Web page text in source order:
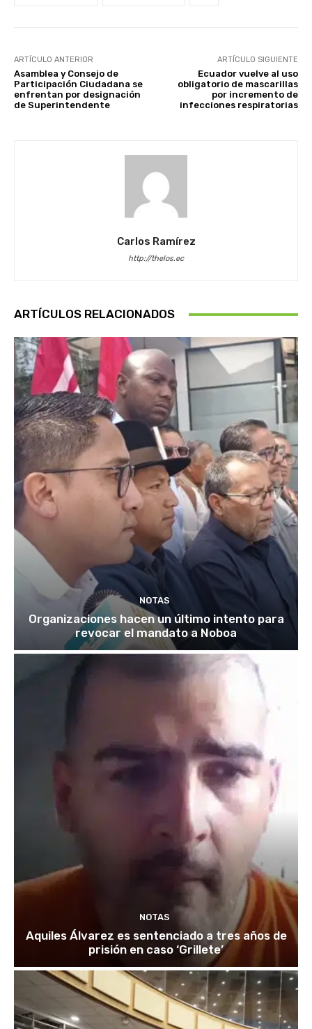
ARTÍCULO ANTERIOR
Asamblea y Consejo de
Participación Ciudadana se
enfrentan por designación
de Superintendente
ARTÍCULO SIGUIENTE
Ecuador vuelve al uso
obligatorio de mascarillas
por incremento de
infecciones respiratorias
Carlos Ramírez
http://thelos.ec
ARTÍCULOS RELACIONADOS
NOTAS
Organizaciones hacen un último intento para
revocar el mandato a Noboa
NOTAS
Aquiles Álvarez es sentenciado a tres años de
prisión en caso ‘Grillete’